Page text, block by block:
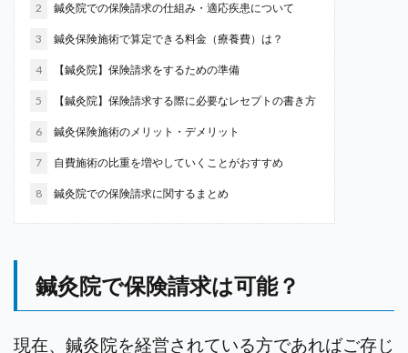
2 鍼灸院での保険請求の仕組み・適応疾患について
3 鍼灸保険施術で算定できる料金（療養費）は？
4 【鍼灸院】保険請求をするための準備
5 【鍼灸院】保険請求する際に必要なレセプトの書き方
6 鍼灸保険施術のメリット・デメリット
7 自費施術の比重を増やしていくことがおすすめ
8 鍼灸院での保険請求に関するまとめ
鍼灸院で保険請求は可能？
現在、鍼灸院を経営されている方であればご存じ